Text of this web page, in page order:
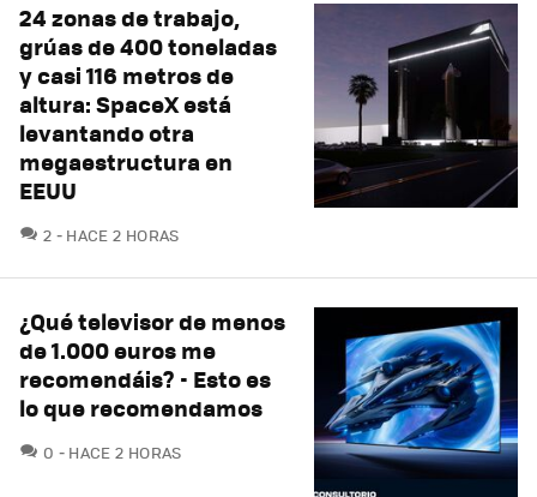
24 zonas de trabajo,
grúas de 400 toneladas
y casi 116 metros de
altura: SpaceX está
levantando otra
megaestructura en
EEUU
2 COMENTARIOS
HACE 2 HORAS
¿Qué televisor de menos
de 1.000 euros me
recomendáis? - Esto es
lo que recomendamos
0 COMENTARIOS
HACE 2 HORAS